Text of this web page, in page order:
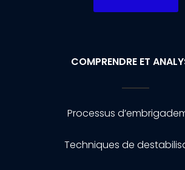
COMPRENDRE ET
Processus
Techniques de